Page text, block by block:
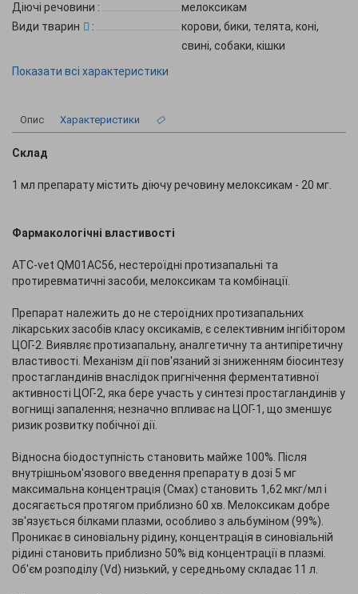
Діючі речовини :
мелоксикам
Види тварин
:
корови, бики, телята, коні,
свині, собаки, кішки
Показати всі характеристики
Опис Характеристики
Склад
1 мл препарату містить діючу речовину мелоксикам - 20 мг.
Фармакологічні властивості
ATC-vet QM01AC56, нестероїдні протизапальні та
протиревматичні засоби, мелоксикам та комбінації.
Препарат належить до не стероїдних протизапальних
лікарських засобів класу оксикамів, є селективним інгібітором
ЦОГ-2. Виявляє протизапальну, аналгетичну та антипіретичну
властивості. Механізм дії пов'язаний зі зниженням біосинтезу
простагландинів внаслідок пригнічення ферментативної
активності ЦОГ-2, яка бере участь у синтезі простагландинів у
вогнищі запалення; незначно впливає на ЦОГ-1, що зменшує
ризик розвитку побічної дії.
Відносна біодоступність становить майже 100%. Після
внутрішньом'язового введення препарату в дозі 5 мг
максимальна концентрація (Смах) становить 1,62 мкг/мл і
досягається протягом приблизно 60 хв. Мелоксикам добре
зв'язується білками плазми, особливо з альбуміном (99%).
Проникає в синовіальну рідину, концентрація в синовіальній
рідині становить приблизно 50% від концентрації в плазмі.
Об'єм розподілу (Vd) низький, у середньому складає 11 л.